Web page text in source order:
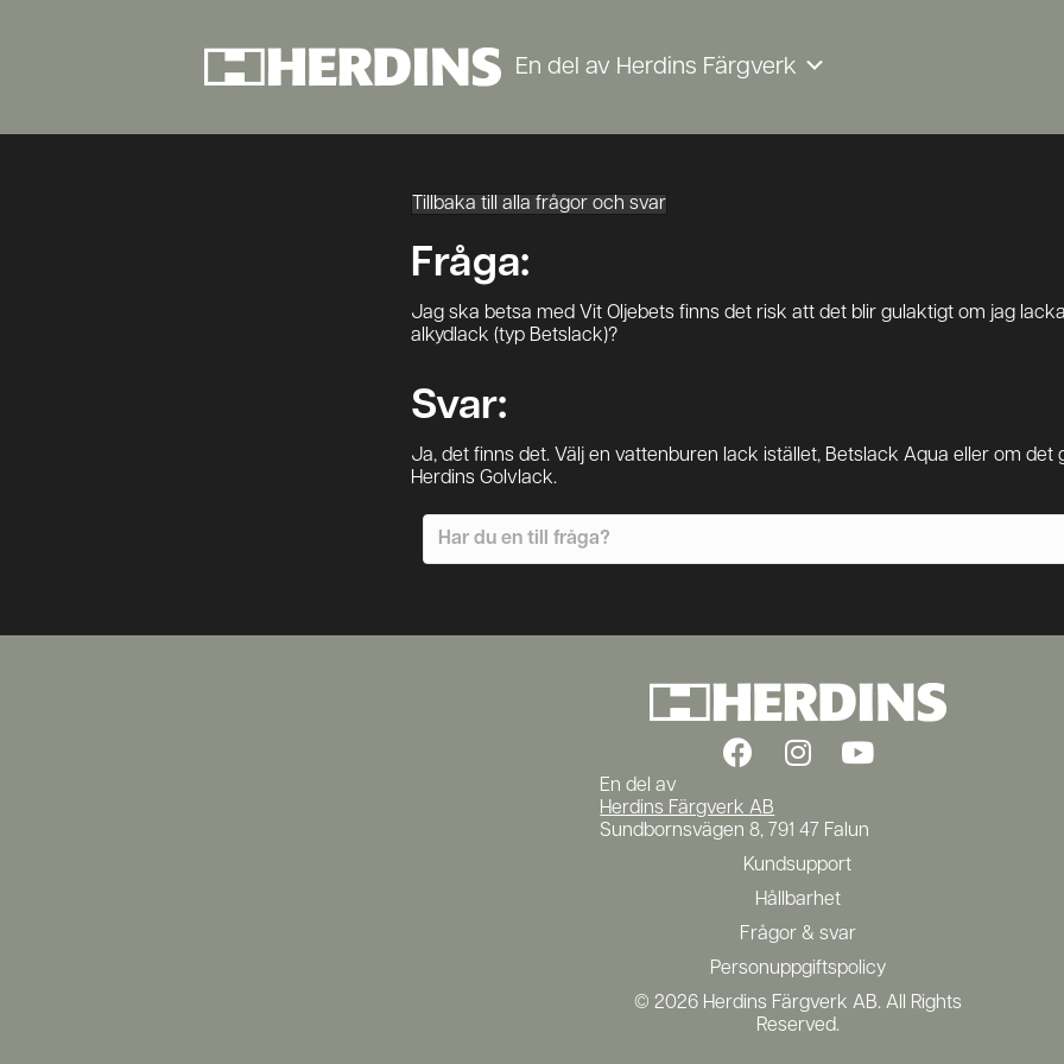
En del av Herdins Färgverk
Tillbaka till alla frågor och svar
Fråga:
Jag ska betsa med Vit Oljebets finns det risk att det blir gulaktigt om jag
alkydlack (typ Betslack)?
Svar:
Ja, det finns det. Välj en vattenburen lack istället, Betslack Aqua eller om det
Herdins Golvlack.
En del av
Herdins Färgverk AB
Sundbornsvägen 8, 791 47 Falun
Kundsupport
Hållbarhet
Frågor & svar
Personuppgiftspolicy
© 2026 Herdins Färgverk AB. All Rights
Reserved.